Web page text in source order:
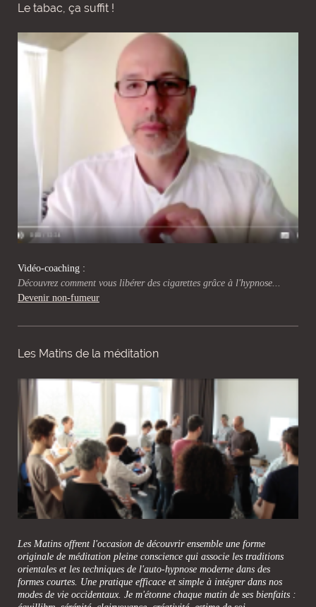
Le tabac, ça suffit !
Vidéo-coaching :
Découvrez comment vous libérer des cigarettes grâce à l'hypnose...
Devenir non-fumeur
Les Matins de la méditation
Les Matins offrent l'occasion de découvrir ensemble une forme
originale de méditation pleine conscience qui associe les traditions
orientales et les techniques de l'auto-hypnose moderne dans des
formes courtes. Une pratique efficace et simple à intégrer dans nos
modes de vie occidentaux. Je m'étonne chaque matin de ses bienfaits :